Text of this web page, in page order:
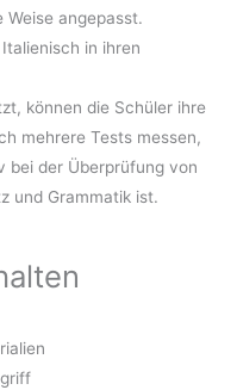
angepasst.
in ihren
können die Schüler ihre
mehrere Tests messen,
bei der Überprüfung von
und Grammatik ist.